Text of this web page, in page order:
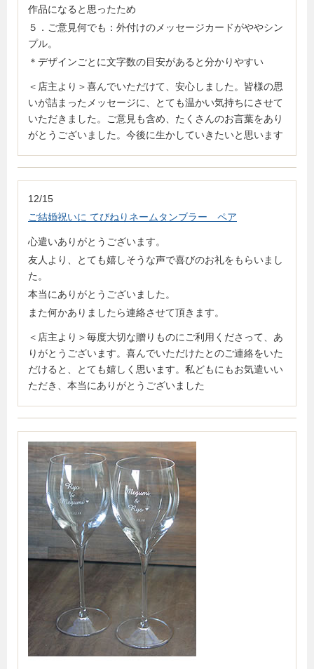
作品になると思ったため
５．ご意見何でも：外付けのメッセージカードがややシン
プル。
＊デザインごとに文字数の目安があると分かりやすい
＜店主より＞喜んでいただけて、安心しました。皆様の思
いが詰まったメッセージに、とても温かい気持ちにさせて
いただきました。ご意見も含め、たくさんのお言葉をあり
がとうございました。今後に生かしていきたいと思います
12/15
ご結婚祝いに てびねりネームタンブラー ペア
心遣いありがとうございます。
友人より、とても嬉しそうな声で喜びのお礼をもらいまし
た。
本当にありがとうございました。
また何かありましたら連絡させて頂きます。
＜店主より＞毎度大切な贈りものにご利用くださって、あ
りがとうございます。喜んでいただけたとのご連絡をいた
だけると、とても嬉しく思います。私どもにもお気遣いい
ただき、本当にありがとうございました